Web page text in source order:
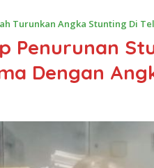
Turunkan Angka Stunting Di
Penurunan
Dengan